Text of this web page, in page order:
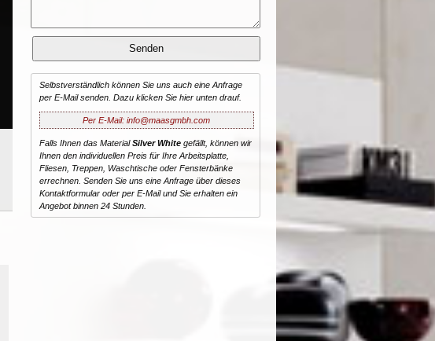
Selbstverständlich können Sie uns auch eine Anfrage
per E-Mail senden. Dazu klicken Sie hier unten drauf.
Per E-Mail: info@maasgmbh.com
Falls Ihnen das MaterialSilver Whitegefällt, können wir
Ihnen den individuellen Preis für Ihre Arbeitsplatte,
Fliesen, Treppen, Waschtische oder Fensterbänke
errechnen. Senden Sie uns eine Anfrage über dieses
Kontaktformular oder per E-Mail und Sie erhalten ein
Angebot binnen 24 Stunden.